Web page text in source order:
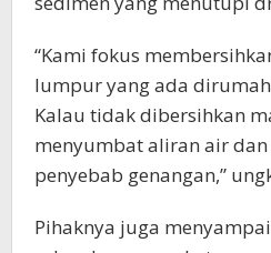
“Kami fokus
lumpur yang ada
Kalau tidak dibersihkan
menyumbat aliran air
penyebab genangan,”
Pihaknya juga